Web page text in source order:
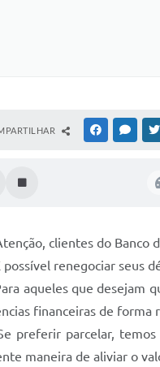
FACEBOOK
clientes do Banco
possível renegociar seus
aqueles que desejam
financeiras de forma
preferir parcelar,
maneira de aliviar o